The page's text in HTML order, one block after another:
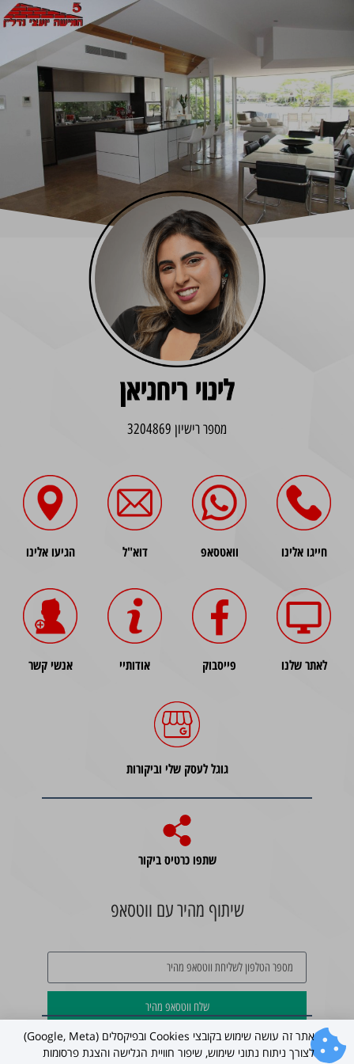
לינוי ריחניאן
מספר רישיון 3204869
חייגו אלינו וואטסאפ דוא"ל הגיעו אלינו
לאתר שלנו פייסבוק אודותיי אנשי קשר
גוגל לעסק שלי וביקורות
שתפו כרטיס ביקור
שיתוף מהיר עם ווטסאפ
שלח ווטסאפ מהיר
אתר זה עושה שימוש בקובצי Cookies ובפיקסלים (Google, Meta)
לצורך ניתוח נתוני שימוש, שיפור חוויית הגלישה והצגת פרסומות